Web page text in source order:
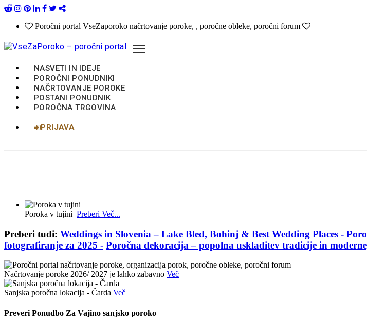
Poročni portal VseZaporoko načrtovanje poroke, , poročne obleke, poročni forum
NASVETI IN IDEJE
POROČNI PONUDNIKI
NAČRTOVANJE POROKE
POSTANI PONUDNIK
POROČNA TRGOVINA
PRIJAVA
Načrtovanje poroke
Poročni ponudniki
Seznam porok 2026 / 2027 / 2028
Splošni pogoji
Pogoji uporabe portala
Poroka v tujini Preberi Več...
Preberi tudi: Weddings in Slovenia – Lake Bled, Bohinj & Best Wedding Places -
fotografiranje za 2025 - Poročna dekoracija – popolna uskladitev tradicije in
Načrtovanje poroke 2026/ 2027 je lahko zabavno Več
Sanjska poročna lokacija - Čarda Več
Preveri Ponudbo Za Vajino sanjsko poroko